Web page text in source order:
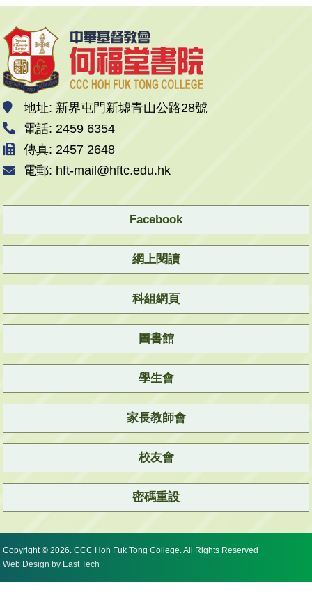
地址: 新界屯門新墟青山公路28號
電話: 2459 6354
傳真: 2457 2648
電郵: hft-mail@hftc.edu.hk
Facebook
網上閱讀
科組網頁
圖書館
學生會
家長教師會
校友會
密碼重設
Copyright © 2026. CCC Hoh Fuk Tong College. All Rights Reserved
Web Design by East Tech